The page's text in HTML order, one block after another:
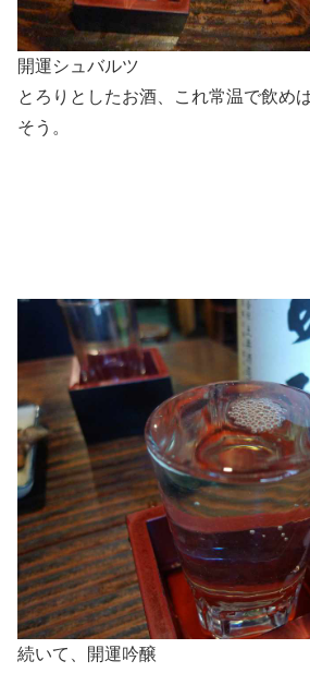
開運シュバルツ
とろりとしたお酒、これ常温で飲め
そう。
続いて、開運吟醸